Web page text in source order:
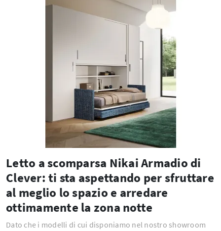
Letto a scomparsa Nikai Armadio di
Clever: ti sta aspettando per sfruttare
al meglio lo spazio e arredare
ottimamente la zona notte
Dato che i modelli di cui disponiamo nel nostro showroom